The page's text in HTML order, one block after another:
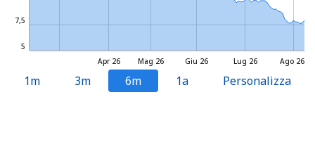
Mag 26 Lug 26
Apr 26 Giu 26 Ago 26
5
7,5
1m 3m 6m 1a Personalizza